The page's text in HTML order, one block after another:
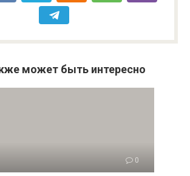
может быть интересно
0